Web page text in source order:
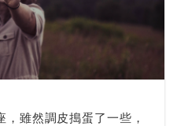
雖然調皮搗蛋了一些，